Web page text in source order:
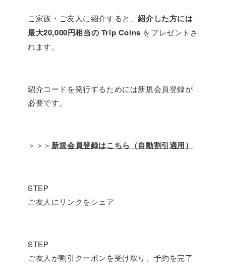
ご家族・ご友人に紹介すると、紹介した方には
最大20,000円相当の Trip Coins をプレゼントさ
れます。
紹介コードを発行するためには新規会員登録が
必要です。
＞＞＞ 新規会員登録はこちら（自動割引適用）
STEP
ご友人にリンクをシェア
STEP
ご友人が割引クーポンを受け取り、予約を完了